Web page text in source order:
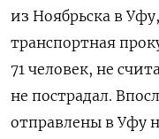
из Ноябрьска в Уфу,
транспортная
71 человек, не
не пострадал.
отправлены в Уфу